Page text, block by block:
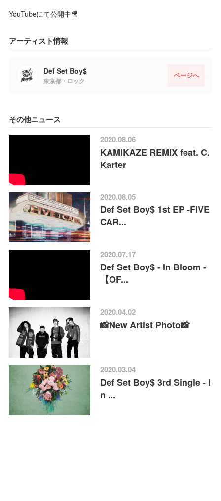
YouTubeにて公開中🎥
アーティスト情報
Def Set Boy$
東京都・ロック
ページへ
その他ニュース
2020.08.06
KAMIKAZE REMIX feat. C.
Karter
2020.08.05
Def Set Boy$ 1st EP -FIVE
CAR...
2020.07.17
Def Set Boy$ - In Bloom -
【OF...
2020.04.02
📸New Artist Photo📸
2020.03.04
Def Set Boy$ 3rd Single - I
n ...